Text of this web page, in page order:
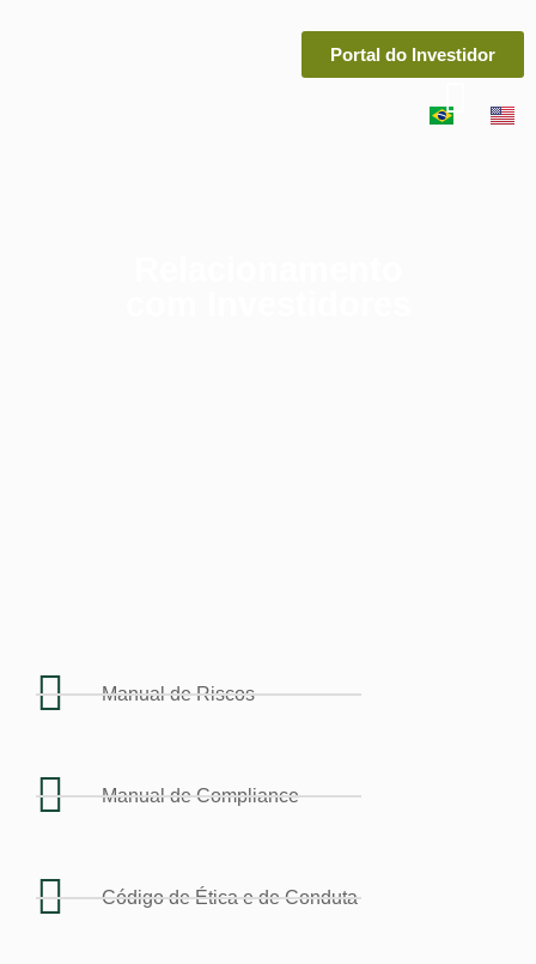
Portal do Investidor
Manual de Riscos
Manual de Compliance
Código de Ética e de Conduta